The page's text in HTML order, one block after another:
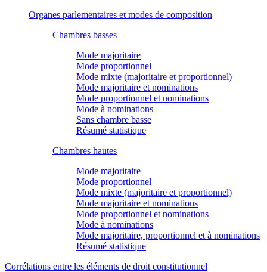
Organes parlementaires et modes de composition
Chambres basses
Mode majoritaire
Mode proportionnel
Mode mixte (majoritaire et proportionnel)
Mode majoritaire et nominations
Mode proportionnel et nominations
Mode à nominations
Sans chambre basse
Résumé statistique
Chambres hautes
Mode majoritaire
Mode proportionnel
Mode mixte (majoritaire et proportionnel)
Mode majoritaire et nominations
Mode proportionnel et nominations
Mode à nominations
Mode majoritaire, proportionnel et à nominations
Résumé statistique
Corrélations entre les éléments de droit constitutionnel